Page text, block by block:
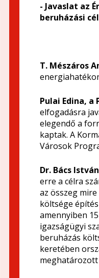
- Javaslat az
beruházási
T. Mészáros
Pulai Edina,
elfogadásra
elegendő a
kaptak. A
Városok
Dr. Bács
erre a célra
az összeg
költsége
amennyiben
igazságügyi
beruházás
keretében